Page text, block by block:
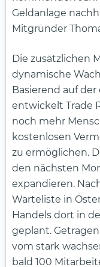
Geldanlage
Mitgründer
Die zusätzlichen
dynamische
Basierend auf
entwickelt Trade
noch mehr
kostenlosen
zu ermöglichen.
den nächsten
expandieren.
Warteliste in
Handels dort in
geplant.
vom stark
bald 100